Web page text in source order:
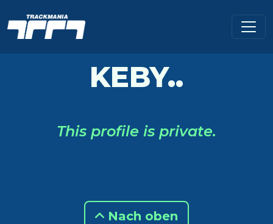
KEBY..
This profile is private.
Nach oben